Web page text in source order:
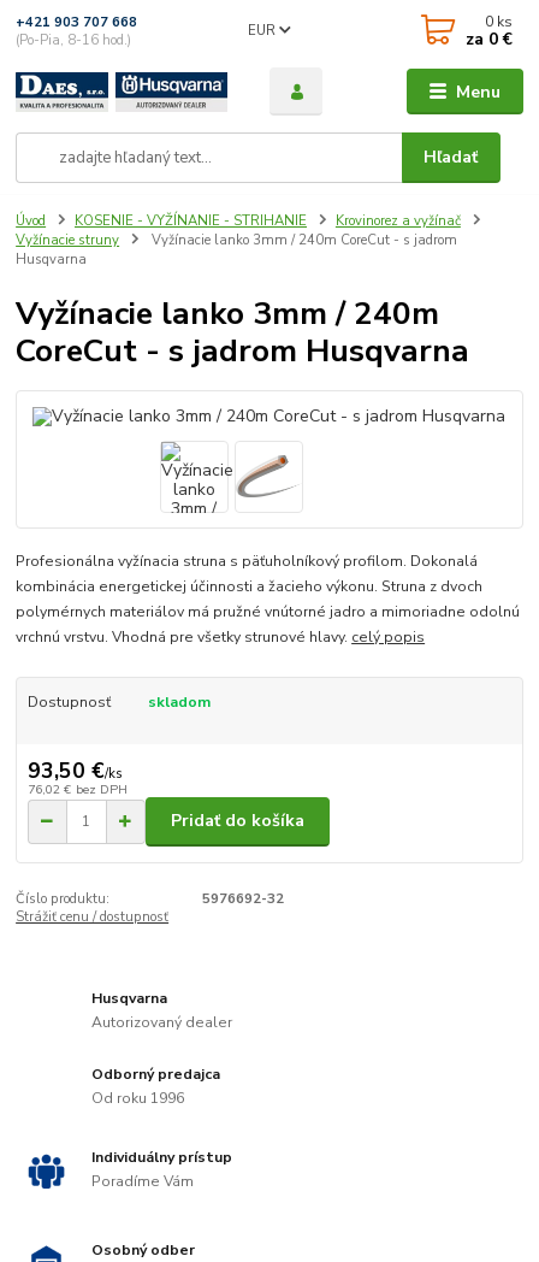
Menu
EUR
Hľadať
+421 903 707 668
(Po-Pia, 8-16 hod.)
0 ks
za 0 €
Úvod KOSENIE - VYŽÍNANIE - STRIHANIE
Krovinorez a vyžínač
Vyžínacie struny
Vyžínacie lanko 3mm / 240m CoreCut - s jadrom
Husqvarna
Vyžínacie lanko 3mm / 240m
CoreCut - s jadrom Husqvarna
Profesionálna vyžínacia struna s päťuholníkový profilom. Dokonalá
kombinácia energetickej účinnosti a žacieho výkonu. Struna z dvoch
polymérnych materiálov má pružné vnútorné jadro a mimoriadne odolnú
vrchnú vrstvu. Vhodná pre všetky strunové hlavy. celý popis
Dostupnosť skladom
93,50 €/ks
76,02 € bez DPH
Pridať do košíka
Číslo produktu:
5976692-32
Strážiť cenu / dostupnosť
Husqvarna
Autorizovaný dealer
Odborný predajca
Od roku 1996
Individuálny prístup
Poradíme Vám
Osobný odber